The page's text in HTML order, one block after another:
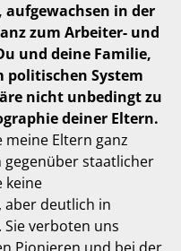
aufgewachsen in der
zum Arbeiter- und
und deine Familie,
politischen System
nicht unbedingt zu
deiner Eltern.
meine Eltern ganz
staatlicher
keine
aber deutlich in
Sie verboten uns